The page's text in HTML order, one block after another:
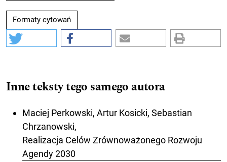
Formaty cytowań
Inne teksty tego samego autora
Maciej Perkowski, Artur Kosicki, Sebastian
Chrzanowski,
Realizacja Celów Zrównoważonego Rozwoju
Agendy 2030